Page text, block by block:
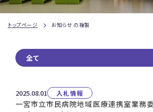
トップページ お知らせ の複製
2025.08.01 入札情報
一宮市立市民病院地域医療連携室業務